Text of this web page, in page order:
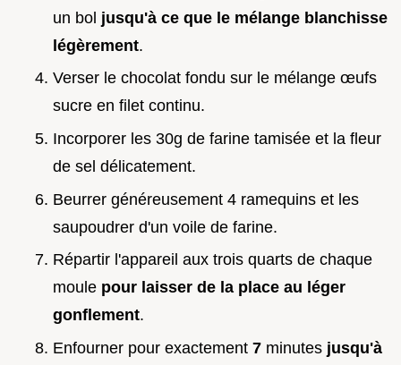
un bol jusqu'à ce que le mélange blanchisse
légèrement.
Verser le chocolat fondu sur le mélange œufs
sucre en filet continu.
Incorporer les 30g de farine tamisée et la fleur
de sel délicatement.
Beurrer généreusement 4 ramequins et les
saupoudrer d'un voile de farine.
Répartir l'appareil aux trois quarts de chaque
moule pour laisser de la place au léger
gonflement.
Enfourner pour exactement 7 minutes jusqu'à